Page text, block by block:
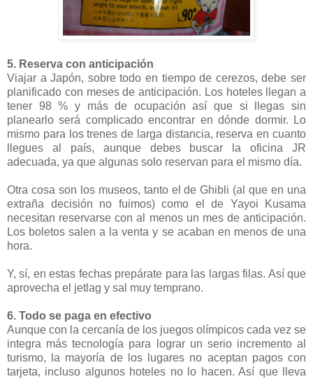
5. Reserva con anticipación
Viajar a Japón, sobre todo en tiempo de cerezos, debe ser
planificado con meses de anticipación. Los hoteles llegan a
tener 98 % y más de ocupación así que si llegas sin
planearlo será complicado encontrar en dónde dormir. Lo
mismo para los trenes de larga distancia, reserva en cuanto
llegues al país, aunque debes buscar la oficina JR
adecuada, ya que algunas solo reservan para el mismo día.
Otra cosa son los museos, tanto el de Ghibli (al que en una
extraña decisión no fuimos) como el de Yayoi Kusama
necesitan reservarse con al menos un mes de anticipación.
Los boletos salen a la venta y se acaban en menos de una
hora.
Y, sí, en estas fechas prepárate para las largas filas. Así que
aprovecha el jetlag y sal muy temprano.
6. Todo se paga en efectivo
Aunque con la cercanía de los juegos olímpicos cada vez se
integra más tecnología para lograr un serio incremento al
turismo, la mayoría de los lugares no aceptan pagos con
tarjeta, incluso algunos hoteles no lo hacen. Así que lleva